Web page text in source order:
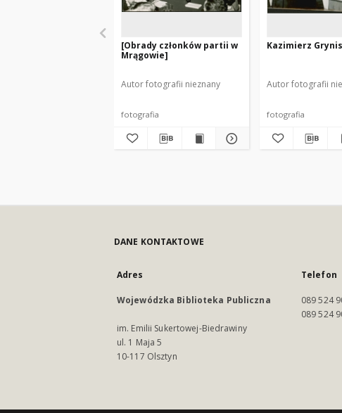
[Obrady członków partii w
Mrągowie]
Autor fotografii nieznany
fotografia
Kazimierz
Autor fotografii
fotografia
DANE KONTAKTOWE
Adres
Wojewódzka Biblioteka Publiczna
im. Emilii Sukertowej-Biedrawiny
ul. 1 Maja 5
10-117 Olsztyn
Telefon
089 524
089 524